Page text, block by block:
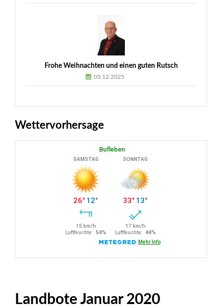
Frohe Weihnachten und einen guten Rutsch
03.12.2025
Wettervorhersage
Landbote Januar 2020